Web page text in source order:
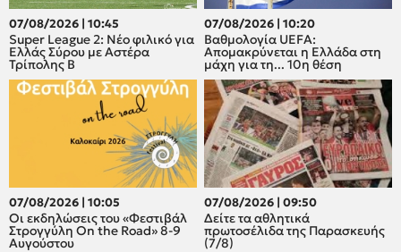
07/08/2026 | 10:45
Super League 2: Νέο φιλικό για
Ελλάς Σύρου με Αστέρα
Τρίπολης Β
07/08/2026 | 10:20
Βαθμολογία UEFA:
Απομακρύνεται η Ελλάδα στη
μάχη για τη... 10η θέση
07/08/2026 | 10:05
Οι εκδηλώσεις του «Φεστιβάλ
Στρογγύλη On the Road» 8-9
Αυγούστου
07/08/2026 | 09:50
Δείτε τα αθλητικά
πρωτοσέλιδα της Παρασκευής
(7/8)